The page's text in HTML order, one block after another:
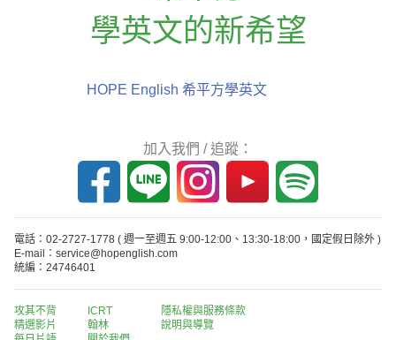
學英文的新希望
HOPE English 希平方學英文
加入我們 / 追蹤：
電話：02-2727-1778 ( 週一至週五 9:00-12:00、13:30-18:00，國定假日除外 )
E-mail：service@hopenglish.com
統編：24746401
攻其不背
精選影片
ICRT
翰林
隱私權與服務條款
說明與導覽